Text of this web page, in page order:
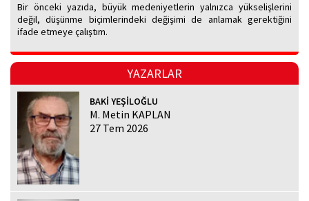
Bir önceki yazıda, büyük medeniyetlerin yalnızca yükselişlerini
değil, düşünme biçimlerindeki değişimi de anlamak gerektiğini
ifade etmeye çalıştım.
YAZARLAR
BAKİ YEŞİLOĞLU
M. Metin KAPLAN
27 Tem 2026